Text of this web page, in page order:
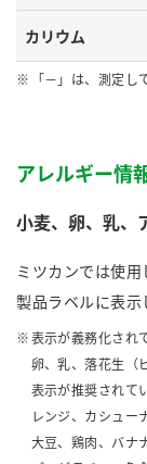
カリウム
「－」は、測定し
アレルギー情
小麦、卵、乳、
ミツカンでは使
製品ラベルに表示
表示が義務化され
卵、乳、落花生（
表示が推奨されて
レンジ、カシュー
大豆、鶏肉、バナ